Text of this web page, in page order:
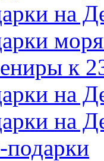
на
к
на
на
подарки